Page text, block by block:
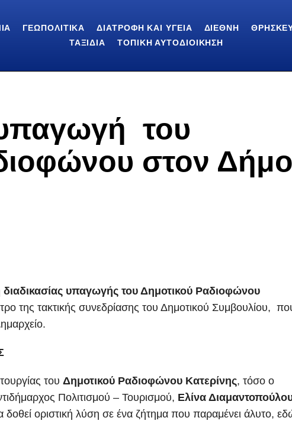
ΓΕΩΠΟΛΙΤΙΚΆ ΔΙΑΤΡΟΦΉ ΚΑΙ ΥΓΕΊΑ ΔΙΕΘΝΉ
ΤΑΞΊΔΙΑ
ΤΟΠΙΚΉ ΑΥΤΟΔΙΟΊΚΗΣΗ
του
στον Δήμο
υπαγωγής του Δημοτικού Ραδιοφώνου
της τακτικής συνεδρίασης του Δημοτικού Συμβουλίου,
του Δημοτικού Ραδιοφώνου Κατερίνης, τόσο ο
Πολιτισμού – Τουρισμού, Ελίνα
οριστική λύση σε ένα ζήτημα που παραμένει άλυτο,